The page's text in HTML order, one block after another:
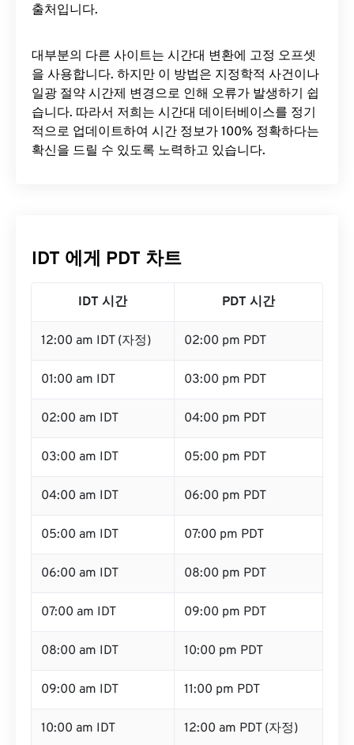
출처입니다.
대부분의 다른 사이트는 시간대 변환에 ​​고정 오프셋
을 사용합니다. 하지만 이 방법은 지정학적 사건이나
일광 절약 시간제 변경으로 인해 오류가 발생하기 쉽
습니다. 따라서 저희는 시간대 데이터베이스를 정기
적으로 업데이트하여 시간 정보가 100% 정확하다는
확신을 드릴 수 있도록 노력하고 있습니다.
IDT 에게 PDT 차트
IDT 시간 PDT 시간
12:00 am IDT (자정) 02:00 pm PDT
01:00 am IDT 03:00 pm PDT
02:00 am IDT 04:00 pm PDT
03:00 am IDT 05:00 pm PDT
04:00 am IDT 06:00 pm PDT
05:00 am IDT 07:00 pm PDT
06:00 am IDT 08:00 pm PDT
07:00 am IDT 09:00 pm PDT
08:00 am IDT 10:00 pm PDT
09:00 am IDT 11:00 pm PDT
10:00 am IDT 12:00 am PDT (자정)